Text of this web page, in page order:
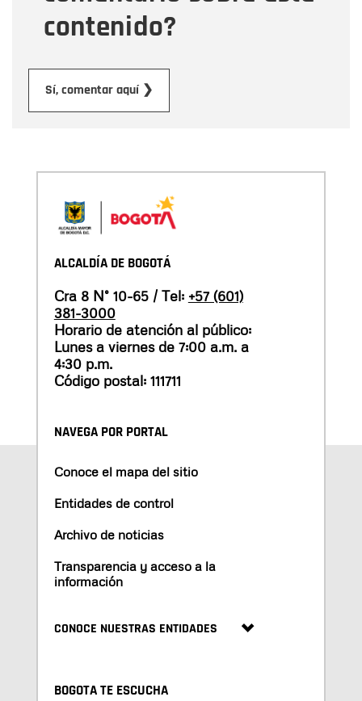
contenido?
Sí, comentar aquí ❯
ALCALDÍA DE BOGOTÁ
Cra 8 N° 10-65 / Tel: +57 (601)
381-3000
Horario de atención al público:
Lunes a viernes de 7:00 a.m. a
4:30 p.m.
Código postal: 111711
NAVEGA POR PORTAL
Conoce el mapa del sitio
Entidades de control
Archivo de noticias
Transparencia y acceso a la
información
CONOCE NUESTRAS ENTIDADES
BOGOTA TE ESCUCHA